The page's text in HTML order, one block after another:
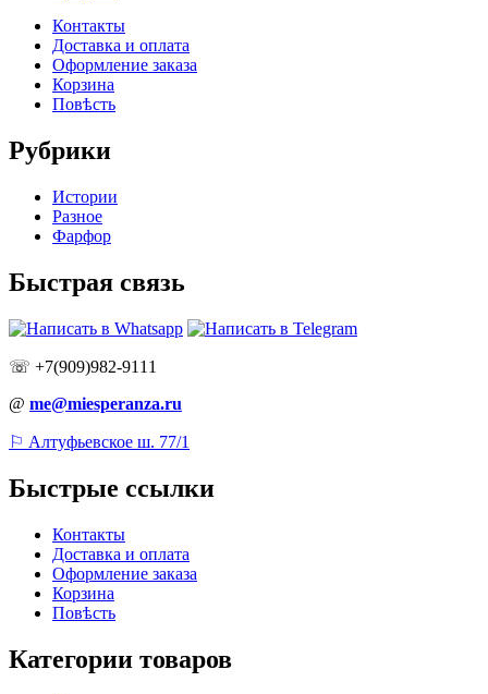
Контакты
Доставка и оплата
Оформление заказа
Корзина
Повѣсть
Рубрики
Истории
Разное
Фарфор
Быстрая связь
☏ +7(909)982-9111
@ me@miesperanza.ru
⚐ Алтуфьевское ш. 77/1
Быстрые ссылки
Контакты
Доставка и оплата
Оформление заказа
Корзина
Повѣсть
Категории товаров